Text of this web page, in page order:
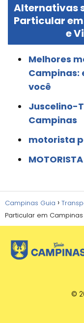
Alternativas
Particular
e
Melhores
Campinas:
você
Juscelino-
Campinas
motorista
Campinas Guia
Particular em
©